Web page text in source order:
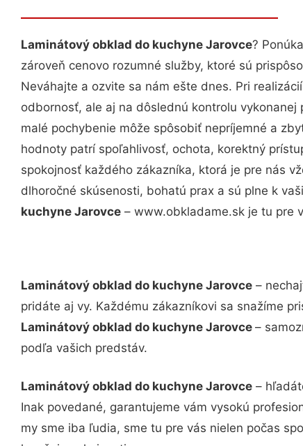
Laminátový obklad do kuchyne Jarovce?
zároveň cenovo rozumné služby, ktoré sú
Neváhajte a ozvite sa nám ešte dnes. Pri
odbornosť, ale aj na dôslednú kontrolu
malé pochybenie môže spôsobiť nepríjemné a
hodnoty patrí spoľahlivosť, ochota, korektný
spokojnosť každého zákazníka, ktorá je pre nás
dlhoročné skúsenosti, bohatú prax a sú plne k
kuchyne Jarovce – www.obkladame.sk je tu pre
Laminátový obklad do kuchyne Jarovce –
pridáte aj vy. Každému zákazníkovi sa snažíme
Laminátový obklad do kuchyne Jarovce –
podľa vašich predstáv.
Laminátový obklad do kuchyne Jarovce –
Inak povedané, garantujeme vám vysokú
my sme iba ľudia, sme tu pre vás nielen počas